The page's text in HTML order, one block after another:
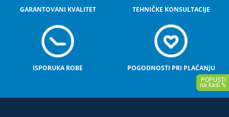
GARANTOVANI KVALITET TEHNIČKE KONSULTACIJE
ISPORUKA ROBE POGODNOSTI PRI PLAĆANJU